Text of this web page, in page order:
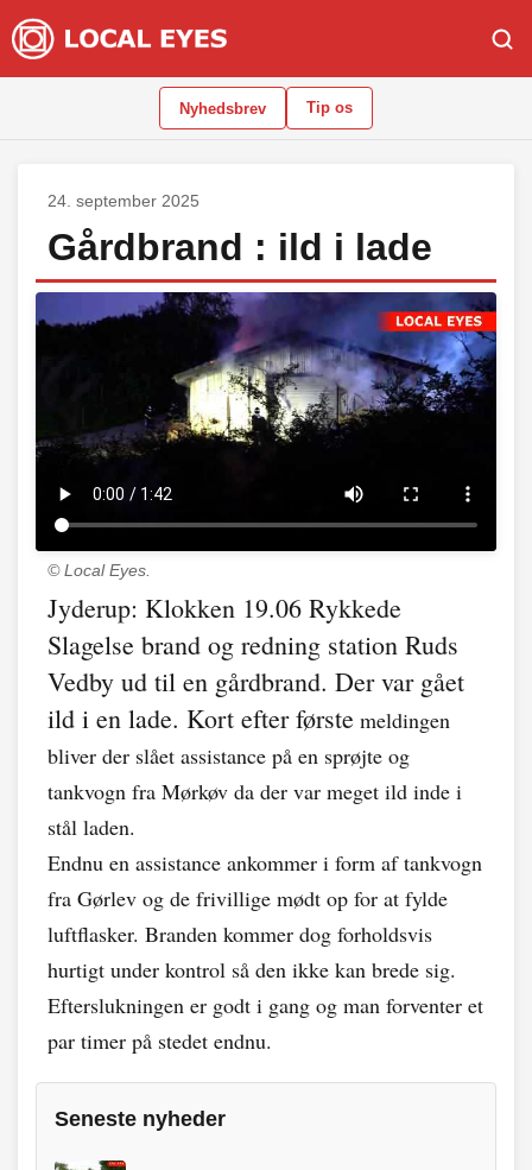
Nyhedsbrev Tip os
24. september 2025
Gårdbrand : ild i lade
© Local Eyes.
Jyderup: Klokken 19.06 Rykkede
Slagelse brand og redning station Ruds
Vedby ud til en gårdbrand. Der var gået
ild i en lade. Kort efter første meldingen
bliver der slået assistance på en sprøjte og
tankvogn fra Mørkøv da der var meget ild inde i
stål laden.
Endnu en assistance ankommer i form af tankvogn
fra Gørlev og de frivillige mødt op for at fylde
luftflasker. Branden kommer dog forholdsvis
hurtigt under kontrol så den ikke kan brede sig.
Efterslukningen er godt i gang og man forventer et
par timer på stedet endnu.
Seneste nyheder